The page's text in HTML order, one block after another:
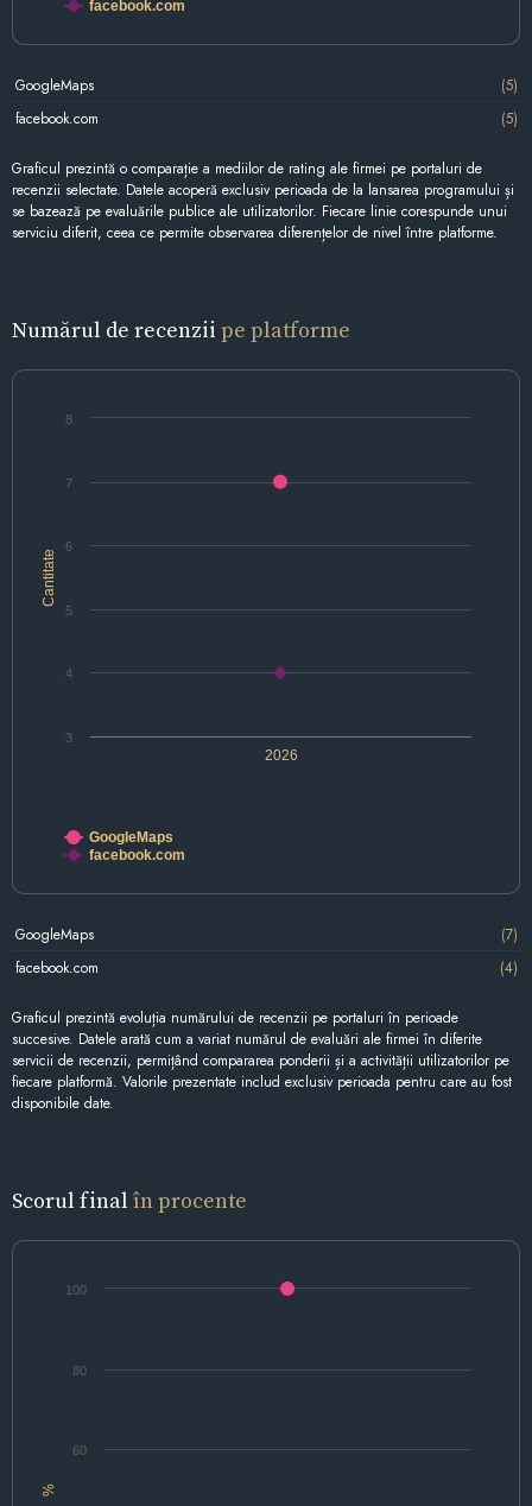
facebook.com
GoogleMaps
(5)
facebook.com
(5)
Graficul prezintă o comparație a mediilor de rating ale firmei pe portaluri de
recenzii selectate. Datele acoperă exclusiv perioada de la lansarea programului și
se bazează pe evaluările publice ale utilizatorilor. Fiecare linie corespunde unui
serviciu diferit, ceea ce permite observarea diferențelor de nivel între platforme.
Numărul de recenzii pe platforme
Cantitate
2026
3
4
5
6
7
8
GoogleMaps
facebook.com
GoogleMaps
(7)
facebook.com
(4)
Graficul prezintă evoluția numărului de recenzii pe portaluri în perioade
succesive. Datele arată cum a variat numărul de evaluări ale firmei în diferite
servicii de recenzii, permițând compararea ponderii și a activității utilizatorilor pe
fiecare platformă. Valorile prezentate includ exclusiv perioada pentru care au fost
disponibile date.
Scorul final în procente
%
60
80
100